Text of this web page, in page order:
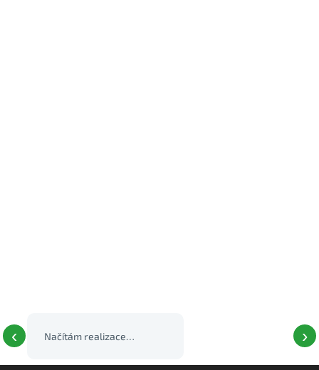
‹ Načítám realizace… ›